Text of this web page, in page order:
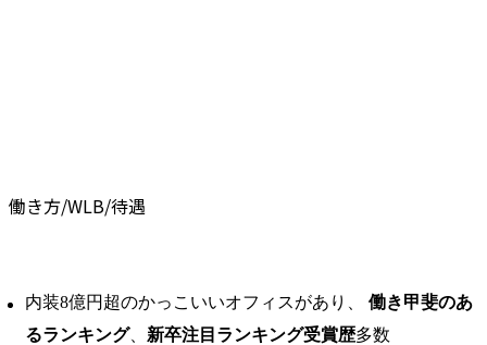
働き方/WLB/待遇
内装8億円超のかっこいいオフィスがあり、 働き甲斐のあ
るランキング、 新卒注目ランキング受賞歴多数